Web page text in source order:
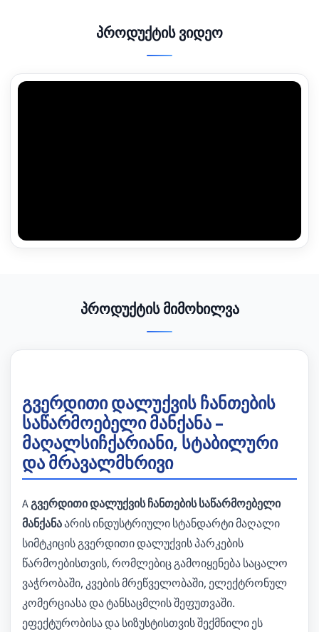
პროდუქტის ვიდეო
პროდუქტის მიმოხილვა
გვერდითი დალუქვის ჩანთების
საწარმოებელი მანქანა –
მაღალსიჩქარიანი, სტაბილური
და მრავალმხრივი
Aგვერდითი დალუქვის ჩანთების საწარმოებელი
მანქანაარის ინდუსტრიული სტანდარტი მაღალი
სიმტკიცის გვერდითი დალუქვის პარკების
წარმოებისთვის, რომლებიც გამოიყენება საცალო
ვაჭრობაში, კვების მრეწველობაში, ელექტრონულ
კომერციასა და ტანსაცმლის შეფუთვაში.
ეფექტურობისა და სიზუსტისთვის შექმნილი ეს